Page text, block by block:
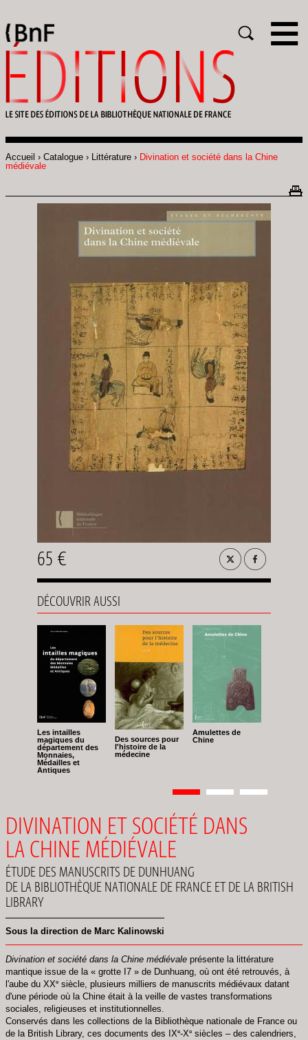
Fil
Accueil Catalogue Littérature
Divination et société dans la Chine
médiévale
65 €
DÉCOUVRIR AUSSI
Les intailles
magiques du
département des
Monnaies,
Médailles et
Antiques
Des sources pour
l'histoire de la
médecine
Amulettes de
Chine
Pagination
Page
1 Page
2 Page
3
DIVINATION ET SOCIÉTÉ DANS
LA CHINE MÉDIÉVALE
ÉTUDE DES MANUSCRITS DE DUNHUANG
DE LA BIBLIOTHÈQUE NATIONALE DE FRANCE ET DE LA BRITISH
LIBRARY
Sous la direction de Marc Kalinowski
Divination et société dans la Chine médiévale présente la littérature
mantique issue de la « grotte I7 » de Dunhuang, où ont été retrouvés, à
l'aube du XXe siècle, plusieurs milliers de manuscrits médiévaux datant
d'une période où la Chine était à la veille de vastes transformations
sociales, religieuses et institutionnelles.
Conservés dans les collections de la Bibliothèque nationale de France ou
de la British Library, ces documents des IXe-Xe siècles – des calendriers,